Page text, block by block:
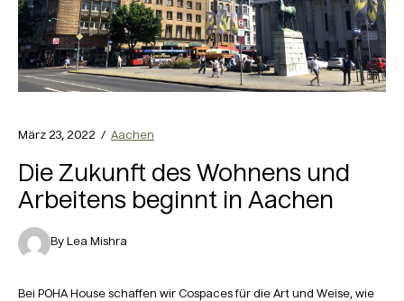
März 23, 2022 / Aachen
Die Zukunft des Wohnens und
Arbeitens beginnt in Aachen
By Lea Mishra
Bei POHA House schaffen wir Cospaces für die Art und Weise, wie